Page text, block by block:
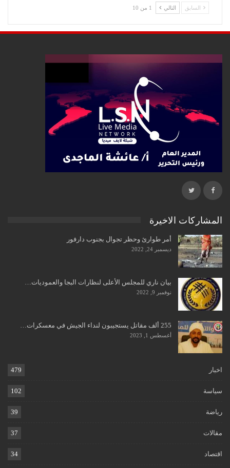
السابق التالي 1 من 10
المشاركات الاخيرة
أمر طوارئ وحظر تجوال بجنوب دارفور
ديسمبر 24, 2022
بيان ناري للمجلس الأعلى لنظارات البجا والعموديات…
نوفمبر 9, 2022
255 ألف مقاتل يستجيبون لنداء الجيش في معسكرات…
أغسطس 1, 2023
اخبار 479
سياسة 102
رياضة 39
مقالات 37
اقتصاد 34